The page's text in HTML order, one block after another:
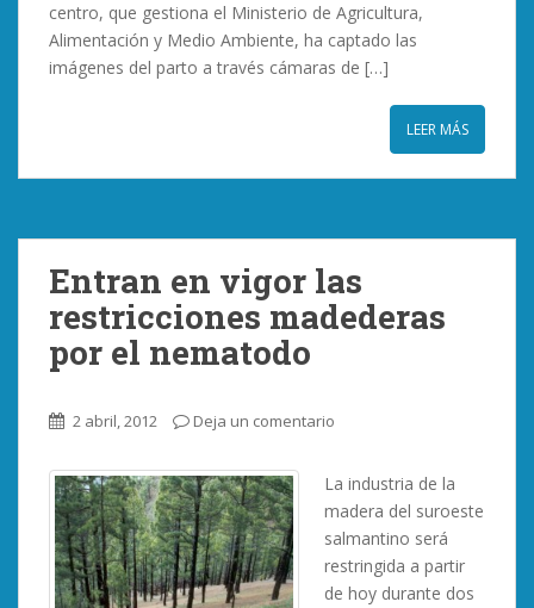
centro, que gestiona el Ministerio de Agricultura,
Alimentación y Medio Ambiente, ha captado las
imágenes del parto a través cámaras de […]
LEER MÁS
Entran en vigor las
restricciones madederas
por el nematodo
2 abril, 2012 Deja un comentario
La industria de la
madera del suroeste
salmantino será
restringida a partir
de hoy durante dos